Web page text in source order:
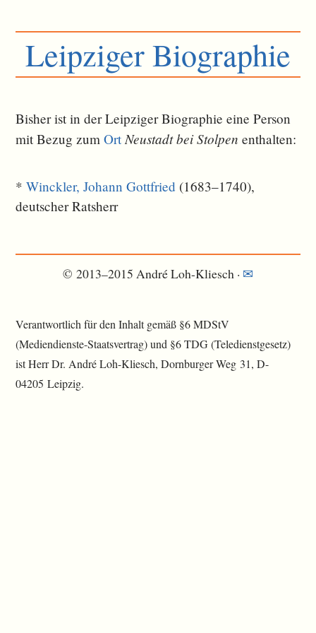
Leipziger Biographie
Bisher ist in der Leipziger Biographie eine Person
mit Bezug zumOrt Neustadt bei Stolpen ent­halten:
*Winckler, Johann Gottfried (1683–1740),
deutscher Ratsherr
© 2013–2015 André Loh-Kliesch · ✉
Verantwortlich für den Inhalt gemäß §6 MDStV
(Mediendienste-Staatsvertrag) und §6 TDG (Teledienstgesetz)
ist Herr Dr. André Loh-Kliesch, Dornburger Weg 31, D-
04205 Leipzig.